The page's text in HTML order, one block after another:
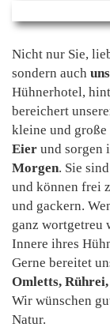
Nicht nur Sie,
sondern auch
Hühnerhotel,
bereichert
kleine und große
Eier und sorgen
Morgen. Sie
und können frei
und gackern.
ganz wortgetreu
Innere ihres
Gerne bereitet
Omletts, Rührei,
Wir wünschen
Natur.